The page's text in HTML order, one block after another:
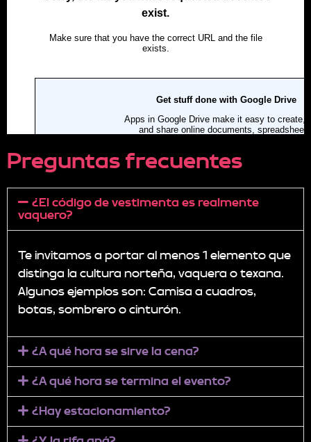
Preguntas frecuentes
¿El código de vestimenta es realmente
vaquero?
Te invitamos a portar al menos 1 elemento que
distinga la cultura norteña, vaquera o texana.
Algunos ejemplos son: Camisa a cuadros,
botas, sombrero o cinturón.
¿A qué hora se sirve la cena?
¿A qué hora se termina el evento?
¿Hay estacionamiento?